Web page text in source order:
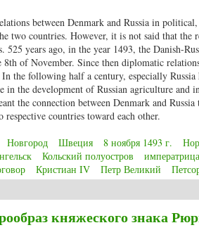
between Denmark and Russia in
two countries. However, it is not said that the
525 years ago, in the year 1493, the Danish-
of November. Since then diplomatic
the following half a century, especially
in the development of Russian agriculture and
the connection between Denmark and Russia
countries toward each other.
Новгород Швеция 8 ноября 1493 г.
Кольский полуостров
Кристиан IV Петр Великий
княжеского знака